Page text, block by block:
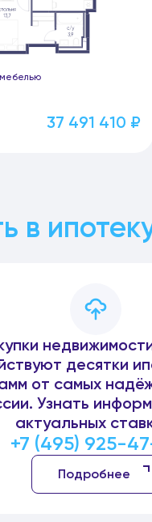
37 491 410 ₽
в
десятки
от самых
Узнать
актуальных
+7 (495) 925-
Подробнее